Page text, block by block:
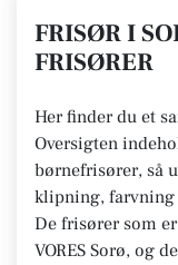
FRISØR I
FRISØRER
Her finder du et
Oversigten
børnefrisører, så
klipning, farvning
De frisører som
VORES Sorø, og